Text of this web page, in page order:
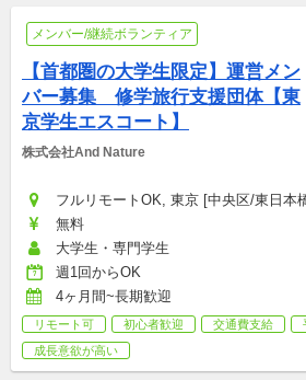
メンバー/継続ボランティア
【首都圏の大学生限定】運営メン
バー募集　修学旅行支援団体【東
京学生エスコート】
株式会社And Nature
フルリモートOK, 東京 [中央区/東日本
無料
大学生・専門学生
週1回からOK
4ヶ月間~長期歓迎
リモート可 初心者歓迎 交通費支給
成長意欲が高い